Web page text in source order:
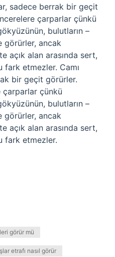
sadece berrak bir geçit
çarparlar çünkü
bulutların –
görürler, ancak
açık alan arasında sert,
etmezler. Camı
bir geçit görürler.
çarparlar çünkü
bulutların –
görürler, ancak
açık alan arasında sert,
fark etmezler.
görür mü
etrafı nasıl görür